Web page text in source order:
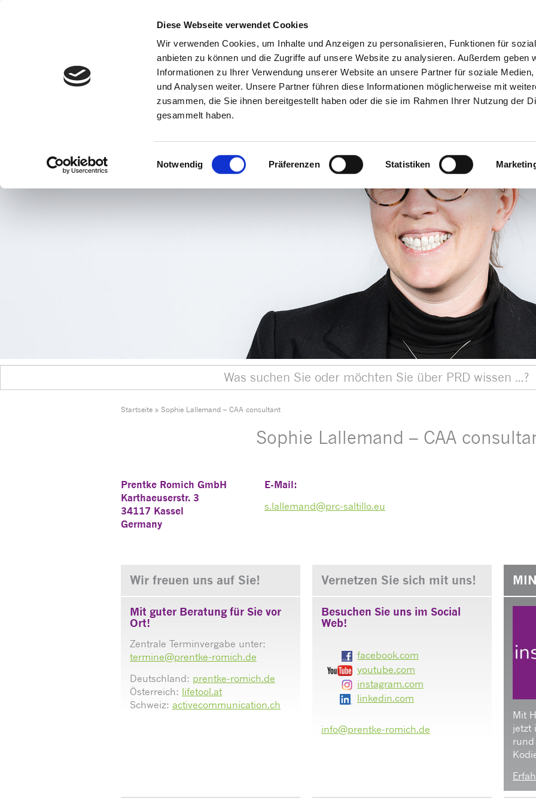
Diese Webseite verwendet Cookies
Wir verwenden Cookies, um Inhalte und Anzeigen zu personalisieren, Funktionen für
anbieten zu können und die Zugriffe auf unsere Website zu analysieren. Außerdem geben
Informationen zu Ihrer Verwendung unserer Website an unsere Partner für soziale Medien,
und Analysen weiter. Unsere Partner führen diese Informationen möglicherweise mit
zusammen, die Sie ihnen bereitgestellt haben oder die sie im Rahmen Ihrer Nutzung der
gesammelt haben.
Einwilligungsauswahl
Notwendig Präferenzen Statistiken
Afont
AReset
font
size.
AIncrease
font
size.
Produkte/Shop Downloads Service
Startseite » Sophie Lallemand – CAA consultant
Sophie Lallemand – CAA
Prentke Romich GmbH
Karthaeuserstr. 3
34117 Kassel
Germany
E-Mail:
s.lallemand@prc-saltillo.eu
Wir freuen uns auf Sie!
Mit guter Beratung für Sie vor
Ort!
Zentrale Terminvergabe unter:
termine@prentke-romich.de
Deutschland: prentke-romich.de
Österreich: lifetool.at
Schweiz: activecommunication.ch
Vernetzen Sie sich mit uns!
Besuchen Sie uns im Social
Web!
facebook.com
youtube.com
instagram.com
linkedin.com
info@prentke-romich.de
Mit
jetzt
rund